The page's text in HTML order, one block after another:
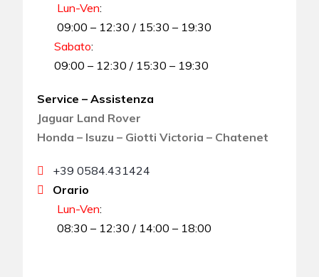
Lun-Ven:
09:00 – 12:30 / 15:30 – 19:30
Sabato:
09:00 – 12:30 / 15:30 – 19:30
Service – Assistenza
Jaguar Land Rover
Honda – Isuzu – Giotti Victoria – Chatenet
+39 0584.431424
Orario
Lun-Ven:
08:30 – 12:30 / 14:00 – 18:00